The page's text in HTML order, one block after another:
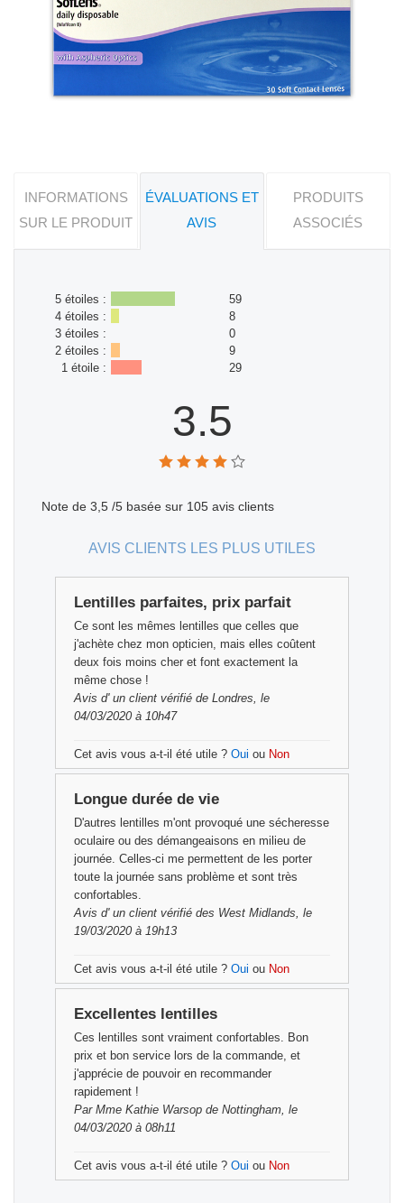
INFORMATIONS
SUR LE PRODUIT
ÉVALUATIONS ET
AVIS
PRODUITS
ASSOCIÉS
5 étoiles :
59
4 étoiles :
8
3 étoiles :
0
2 étoiles :
9
1 étoile :
29
3.5
Note de 3,5 /5 basée sur 105 avis clients
AVIS CLIENTS LES PLUS UTILES
Lentilles parfaites, prix parfait
Ce sont les mêmes lentilles que celles que
j'achète chez mon opticien, mais elles coûtent
deux fois moins cher et font exactement la
même chose !
Avis d' un client vérifié de Londres, le
04/03/2020 à 10h47
Cet avis vous a-t-il été utile ? Oui ou Non
Longue durée de vie
D'autres lentilles m'ont provoqué une sécheresse
oculaire ou des démangeaisons en milieu de
journée. Celles-ci me permettent de les porter
toute la journée sans problème et sont très
confortables.
Avis d' un client vérifié des West Midlands, le
19/03/2020 à 19h13
Cet avis vous a-t-il été utile ? Oui ou Non
Excellentes lentilles
Ces lentilles sont vraiment confortables. Bon
prix et bon service lors de la commande, et
j'apprécie de pouvoir en recommander
rapidement !
Par Mme Kathie Warsop de Nottingham, le
04/03/2020 à 08h11
Cet avis vous a-t-il été utile ? Oui ou Non